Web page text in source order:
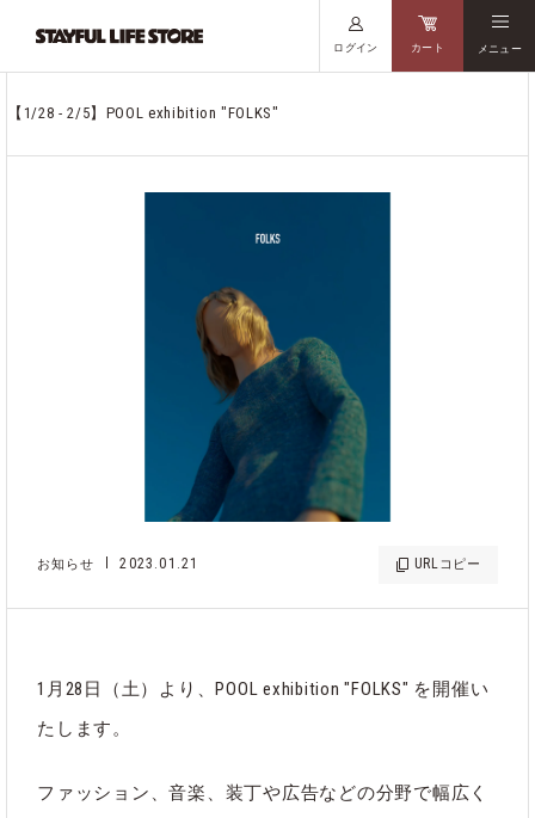
ログイン カート メニュー
【1/28 - 2/5】POOL exhibition "FOLKS"
お知らせ 2023.01.21 URL コピー
1月28日（土）より、POOL exhibition "FOLKS" を開催い
たします。
ファッション、音楽、装丁や広告などの分野で幅広く